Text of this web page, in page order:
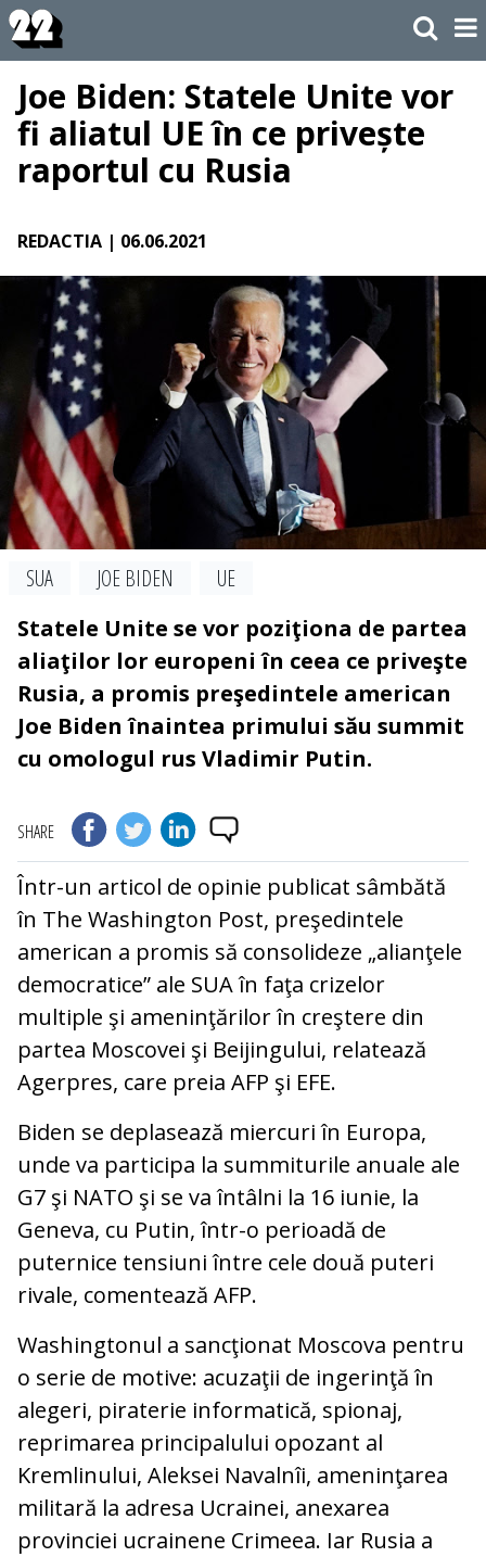
Joe Biden: Statele Unite vor
fi aliatul UE în ce privește
raportul cu Rusia
REDACTIA | 06.06.2021
SUA JOE BIDEN
UE
Statele Unite se vor poziţiona de partea
aliaţilor lor europeni în ceea ce priveşte
Rusia, a promis preşedintele american
Joe Biden înaintea primului său summit
cu omologul rus Vladimir Putin.
SHARE
Într-un articol de opinie publicat sâmbătă
în The Washington Post, preşedintele
american a promis să consolideze „alianţele
democratice” ale SUA în faţa crizelor
multiple şi ameninţărilor în creştere din
partea Moscovei şi Beijingului, relatează
Agerpres, care preia AFP şi EFE.
Biden se deplasează miercuri în Europa,
unde va participa la summiturile anuale ale
G7 şi NATO şi se va întâlni la 16 iunie, la
Geneva, cu Putin, într-o perioadă de
puternice tensiuni între cele două puteri
rivale, comentează AFP.
Washingtonul a sancţionat Moscova pentru
o serie de motive: acuzaţii de ingerinţă în
alegeri, piraterie informatică, spionaj,
reprimarea principalului opozant al
Kremlinului, Aleksei Navalnîi, ameninţarea
militară la adresa Ucrainei, anexarea
provinciei ucrainene Crimeea. Iar Rusia a